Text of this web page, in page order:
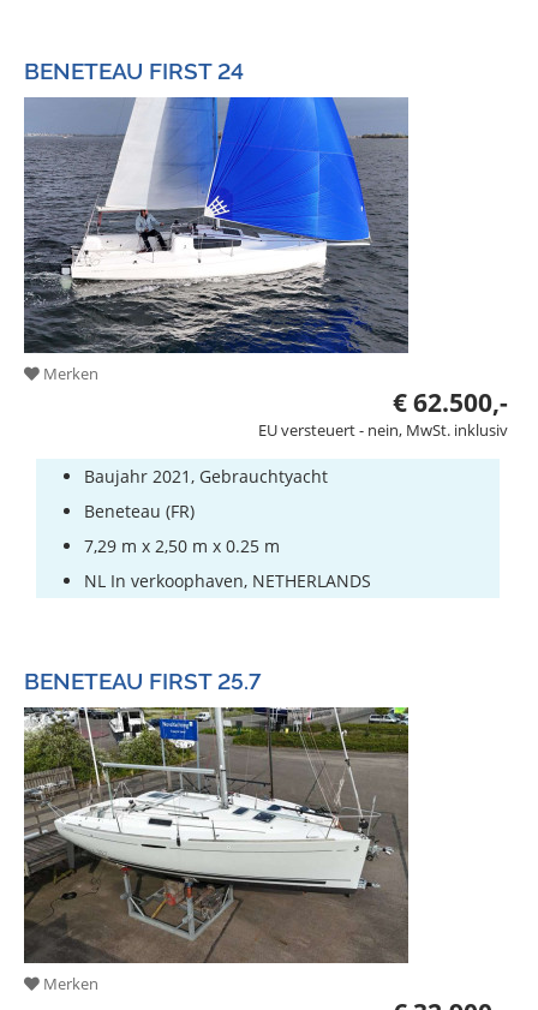
BENETEAU FIRST 24
Merken
€ 62.500,-
EU versteuert - nein, MwSt. inklusiv
Baujahr 2021, Gebrauchtyacht
Beneteau (FR)
7,29 m x 2,50 m x 0.25 m
NL In verkoophaven, NETHERLANDS
BENETEAU FIRST 25.7
Merken